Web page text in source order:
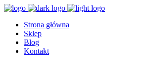
Strona główna
Sklep
Blog
Kontakt